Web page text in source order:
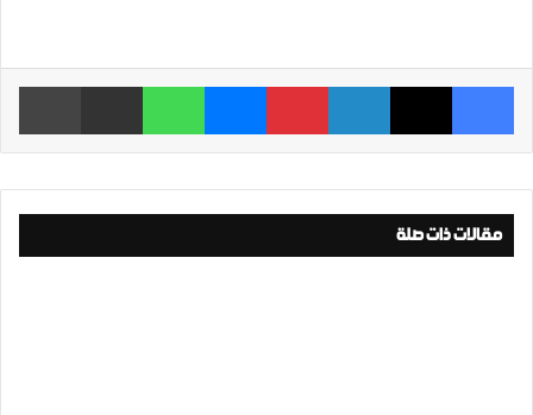
فيسبوك ‫X لينكدإن بينتيريست ماسنجر واتساب مشاركة عبر البريد
مقالات ذات صلة